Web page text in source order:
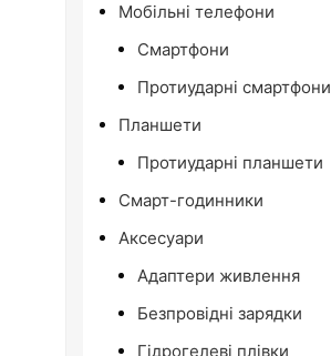
Мобільні телефони
Смартфони
Протиударні смартфони
Планшети
Протиударні планшети
Смарт-годинники
Аксесуари
Адаптери живлення
Безпровідні зарядки
Гідрогелеві плівки